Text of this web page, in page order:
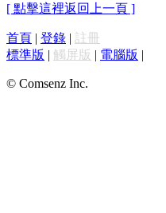
[ 點擊這裡返回上一頁 ]
首頁 | 登錄 | 註冊
標準版 | 觸屏版 | 電腦版 |
© Comsenz Inc.